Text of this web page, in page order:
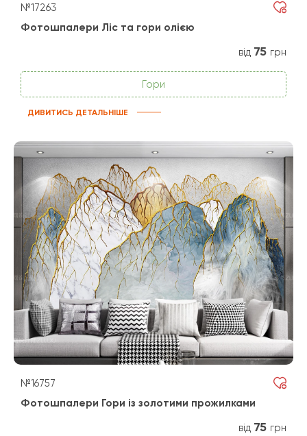
№17263
Фотошпалери Ліс та гори олією
від 75 грн
Гори
ДИВИТИСЬ ДЕТАЛЬНІШЕ
№16757
Фотошпалери Гори із золотими прожилками
від 75 грн